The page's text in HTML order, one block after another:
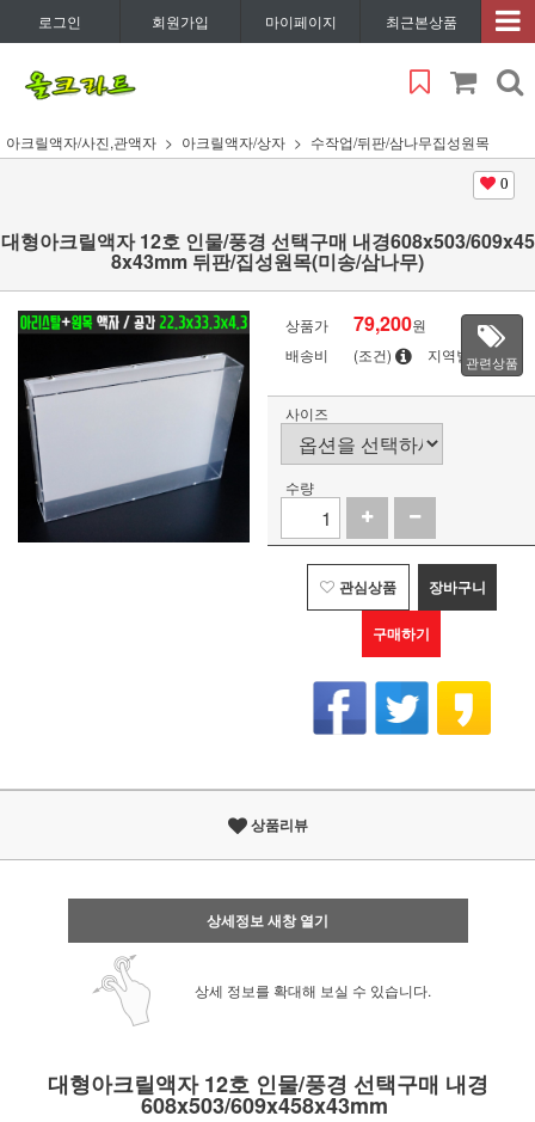
로그인 회원가입 마이페이지 최근본상품
아크릴액자/사진,관액자 아크릴액자/상자 수작업/뒤판/삼나무집성원목
0
대형아크릴액자 12호 인물/풍경 선택구매 내경608x503/609x45
8x43mm 뒤판/집성원목(미송/삼나무)
상품가 79,200원
배송비
(조건) 지역별관련상품
사이즈
수량
관심상품 장바구니
구매하기
상품리뷰
상세정보 새창 열기
상세 정보를 확대해 보실 수 있습니다.
대형아크릴액자 12호 인물/풍경 선택구매 내경
608x503/609x458x43mm